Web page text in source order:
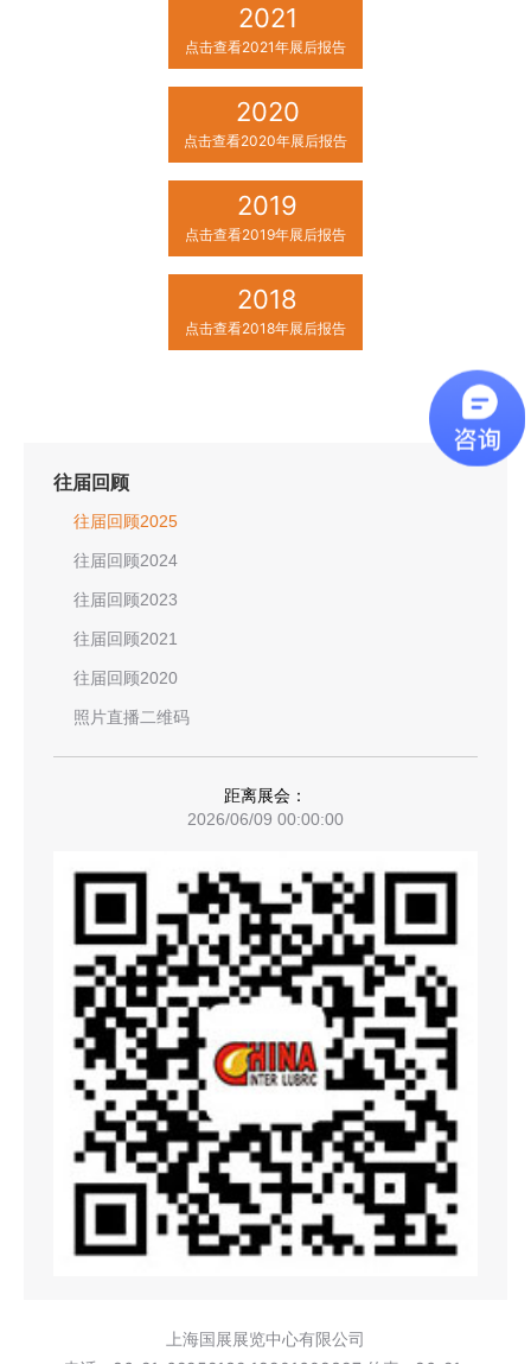
2021
点击查看2021年展后报告
2020
点击查看2020年展后报告
2019
点击查看2019年展后报告
2018
点击查看2018年展后报告
往届回顾
往届回顾2025
往届回顾2024
往届回顾2023
往届回顾2021
往届回顾2020
照片直播二维码
距离展会：
2026/06/09 00:00:00
上海国展展览中心有限公司